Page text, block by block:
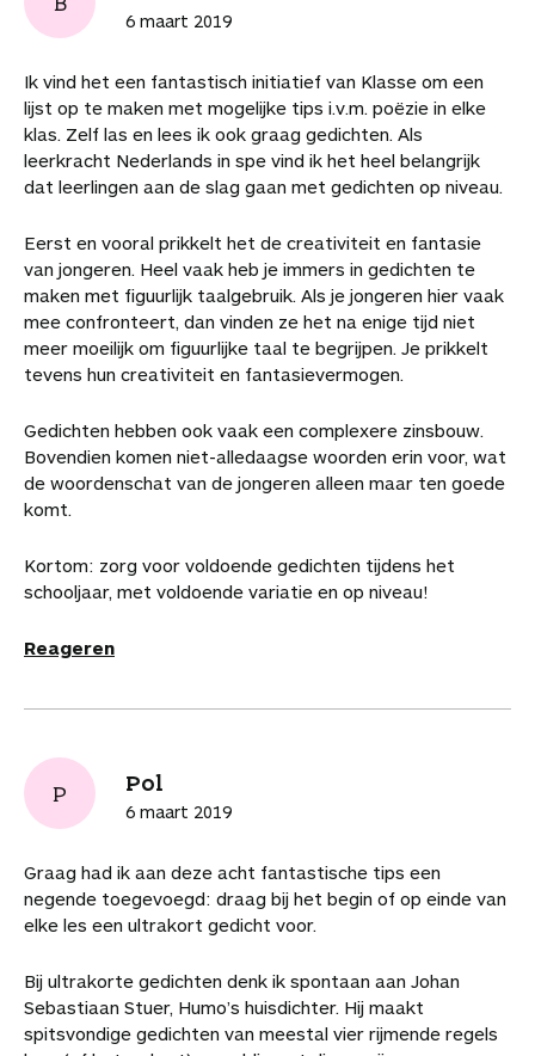
6 maart 2019
Ik vind het een fantastisch initiatief van Klasse om een
lijst op te maken met mogelijke tips i.v.m. poëzie in elke
klas. Zelf las en lees ik ook graag gedichten. Als
leerkracht Nederlands in spe vind ik het heel belangrijk
dat leerlingen aan de slag gaan met gedichten op niveau.
Eerst en vooral prikkelt het de creativiteit en fantasie
van jongeren. Heel vaak heb je immers in gedichten te
maken met figuurlijk taalgebruik. Als je jongeren hier vaak
mee confronteert, dan vinden ze het na enige tijd niet
meer moeilijk om figuurlijke taal te begrijpen. Je prikkelt
tevens hun creativiteit en fantasievermogen.
Gedichten hebben ook vaak een complexere zinsbouw.
Bovendien komen niet-alledaagse woorden erin voor, wat
de woordenschat van de jongeren alleen maar ten goede
komt.
Kortom: zorg voor voldoende gedichten tijdens het
schooljaar, met voldoende variatie en op niveau!
Reageren
P Pol
6 maart 2019
Graag had ik aan deze acht fantastische tips een
negende toegevoegd: draag bij het begin of op einde van
elke les een ultrakort gedicht voor.
Bij ultrakorte gedichten denk ik spontaan aan Johan
Sebastiaan Stuer, Humo’s huisdichter. Hij maakt
spitsvondige gedichten van meestal vier rijmende regels